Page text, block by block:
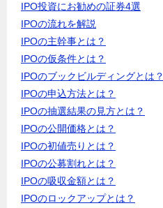
IPO投資にお勧めの証券4選
IPOの流れを解説
IPOの主幹事とは？
IPOの仮条件とは？
IPOのブックビルディングとは？
IPOの申込方法とは？
IPOの抽選結果の見方とは？
IPOの公開価格とは？
IPOの初値売りとは？
IPOの公募割れとは？
IPOの吸収金額とは？
IPOのロックアップとは？